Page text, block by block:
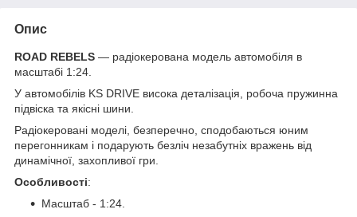
Опис
ROAD REBELS — радіокерована модель автомобіля в
масштабі 1:24.
У автомобілів KS DRIVE висока деталізація, робоча пружинна
підвіска та якісні шини.
Радіокеровані моделі, безперечно, сподобаються юним
перегонникам і подарують безліч незабутніх вражень від
динамічної, захопливої гри.
Особливості:
Масштаб - 1:24.